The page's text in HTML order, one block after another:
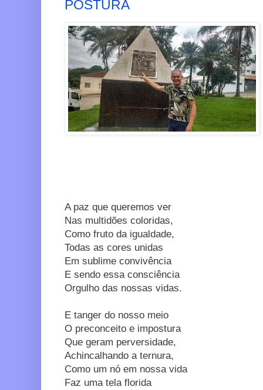
POSTURA
A paz que queremos ver
Nas multidões coloridas,
Como fruto da igualdade,
Todas as cores unidas
Em sublime convivência
E sendo essa consciência
Orgulho das nossas vidas.
E tanger do nosso meio
O preconceito e impostura
Que geram perversidade,
Achincalhando a ternura,
Como um nó em nossa vida
Faz uma tela florida